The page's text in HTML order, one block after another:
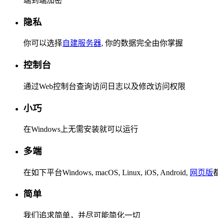
隐私
你可以选择自建服务器, 你的数据完全由你掌握
控制台
通过Web控制台查询访问日志以及修改访问权限
小巧
在Windows上无需安装就可以运行
多端
在如下平台Windows, macOS, Linux, iOS, Android, 网页版
简单
我们追求简单，并尽可能简化一切